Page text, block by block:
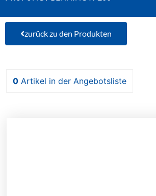
zurück zu den Produkten
0 Artikel in der Angebotsliste